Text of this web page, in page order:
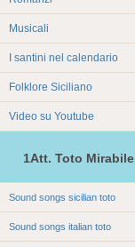
Musicali
I santini nel calendario
Folklore Siciliano
Video su Youtube
1Att. Toto Mirabile
Sound songs sicilian toto
Sound songs italian toto